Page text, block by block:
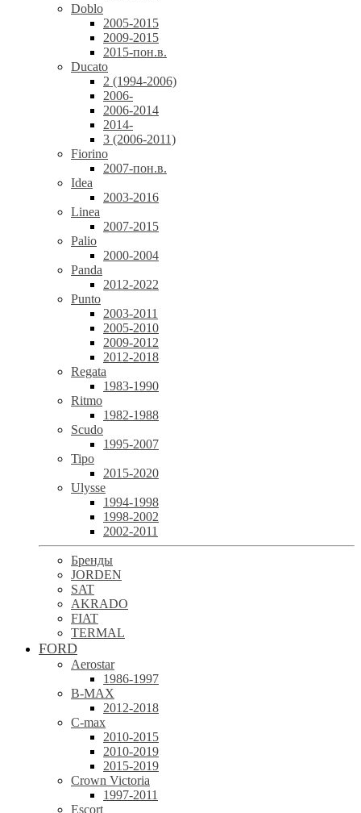
Doblo
2005-2015
2009-2015
2015-пон.в.
Ducato
2 (1994-2006)
2006-
2006-2014
2014-
3 (2006-2011)
Fiorino
2007-пон.в.
Idea
2003-2016
Linea
2007-2015
Palio
2000-2004
Panda
2012-2022
Punto
2003-2011
2005-2010
2009-2012
2012-2018
Regata
1983-1990
Ritmo
1982-1988
Scudo
1995-2007
Tipo
2015-2020
Ulysse
1994-1998
1998-2002
2002-2011
Бренды
JORDEN
SAT
AKRADO
FIAT
TERMAL
FORD
Aerostar
1986-1997
B-MAX
2012-2018
C-max
2010-2015
2010-2019
2015-2019
Crown Victoria
1997-2011
Escort